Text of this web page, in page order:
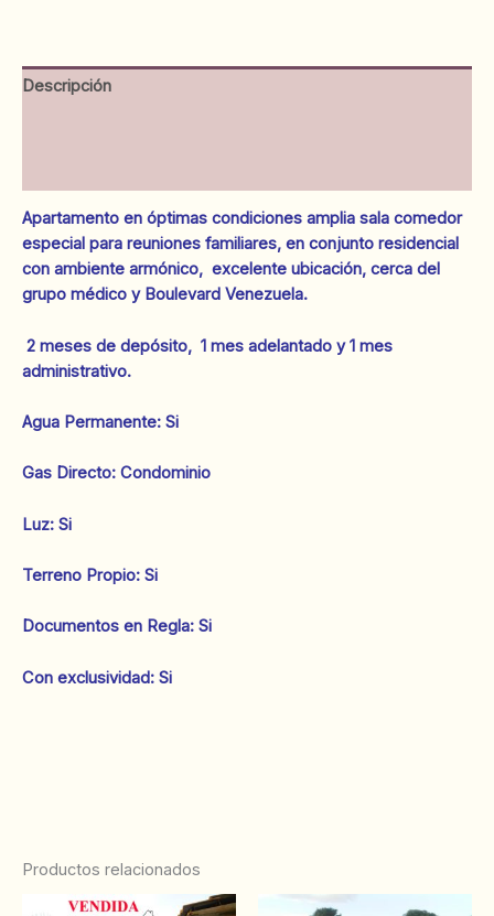
Anaco.
Ref:
Descripción
Apartamento en óptimas condiciones amplia sala comedor
especial para reuniones familiares, en conjunto residencial
con ambiente armónico, excelente ubicación, cerca del
grupo médico y Boulevard Venezuela.
2 meses de depósito, 1 mes adelantado y 1 mes
administrativo.
Agua Permanente: Si
‌Gas Directo: Condominio
‌Luz: Si
‌Terreno Propio: Si
‌Documentos en Regla: Si
Con exclusividad: Si
Productos relacionados